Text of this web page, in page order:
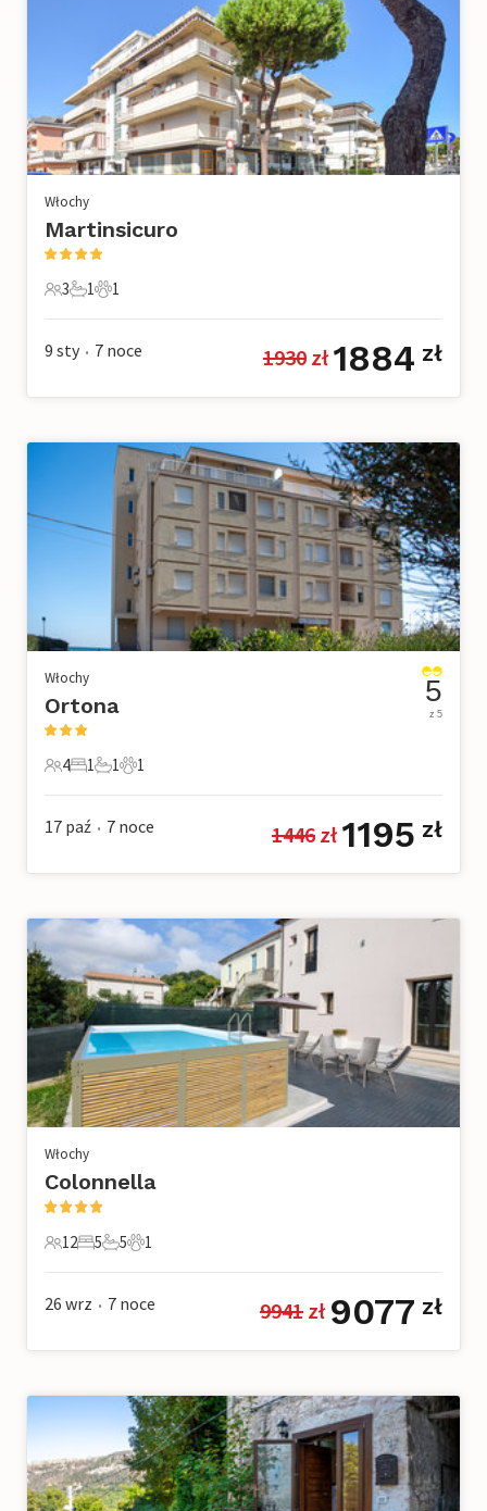
Włochy
Martinsicuro
3 Goście
3
1 Łazienka
1
1 Zwierzę domowe
1
9 sty • 7 noce 1930 zł 1884 zł
Włochy
Ortona
4 Goście
4
1 Sypialnia
1
1 Łazienka
1
1 Zwierzę domowe
1
5
z 5
17 paź • 7 noce 1446 zł 1195 zł
Włochy
Colonnella
12 Goście
12
5 Sypialnie
5
5 Łazienki
5
1 Zwierzę domowe
1
26 wrz • 7 noce 9941 zł 9077 zł